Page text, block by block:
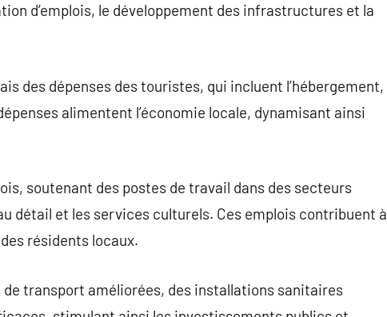
d’emplois, le développement des infrastructures et la
des dépenses des touristes, qui incluent l’hébergement,
alimentent l’économie locale, dynamisant ainsi
soutenant des postes de travail dans des secteurs
détail et les services culturels. Ces emplois contribuent à
résidents locaux.
transport améliorées, des installations sanitaires